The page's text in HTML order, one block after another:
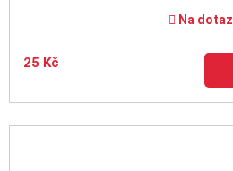
Na dotaz
25 Kč